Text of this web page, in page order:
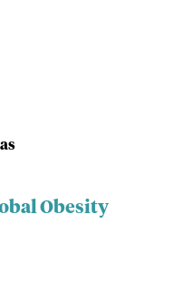
Obesity